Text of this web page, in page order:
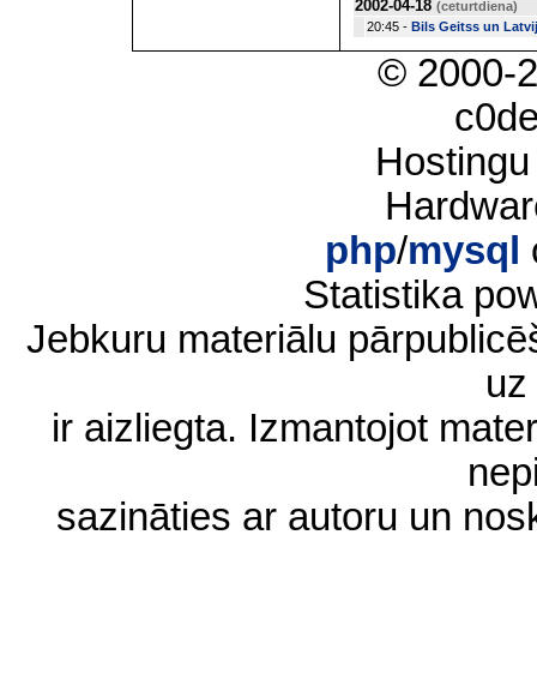
2002-04-18 (ceturtdiena)
20:45 - Bils Geitss un
© 2000-
php/mysql
Statistika
Jebkuru materiālu
ir aizliegta. Izmantojot
sazināties ar autoru un